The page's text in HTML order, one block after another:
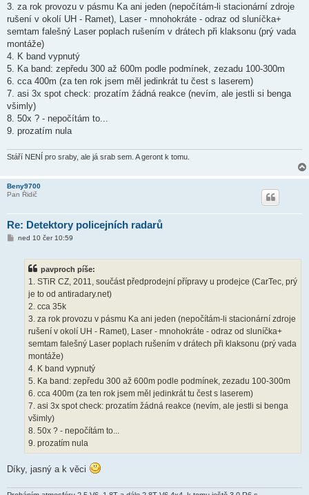
e
k
3. za rok provozu v pásmu Ka ani jeden (nepočítám-li stacionární zdroje
rušení v okolí UH - Ramet), Laser - mnohokráte - odraz od sluníčka+
semtam falešný Laser poplach rušením v drátech při klaksonu (prý vada
montáže)
4. K band vypnutý
5. Ka band: zepředu 300 až 600m podle podmínek, zezadu 100-300m
6. cca 400m (za ten rok jsem měl jedinkrát tu čest s laserem)
7. asi 3x spot check: prozatím žádná reakce (nevím, ale jestli si benga
všimly)
8. 50x ? - nepočítám to...
9. prozatím nula
Stáří NENÍ pro sraby, ale já srab sem. A geront k tomu.
Beny9700
Pan Řidič
Re: Detektory policejních radarů
Pned 10 čer 10:59
pavproch píše:
1. STiR CZ, 2011, součást předprodejní přípravy u prodejce (CarTec, prý
je to od antiradary.net)
2. cca 35k
3. za rok provozu v pásmu Ka ani jeden (nepočítám-li stacionární zdroje
rušení v okolí UH - Ramet), Laser - mnohokráte - odraz od sluníčka+
semtam falešný Laser poplach rušením v drátech při klaksonu (prý vada
montáže)
4. K band vypnutý
5. Ka band: zepředu 300 až 600m podle podmínek, zezadu 100-300m
6. cca 400m (za ten rok jsem měl jedinkrát tu čest s laserem)
7. asi 3x spot check: prozatím žádná reakce (nevím, ale jestli si benga
všimly)
8. 50x ? - nepočítám to...
9. prozatím nula
Díky, jasný a k věci